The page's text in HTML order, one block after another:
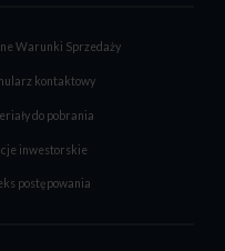
Warunki Sprzedaży
kontaktowy
do pobrania
inwestorskie
postępowania